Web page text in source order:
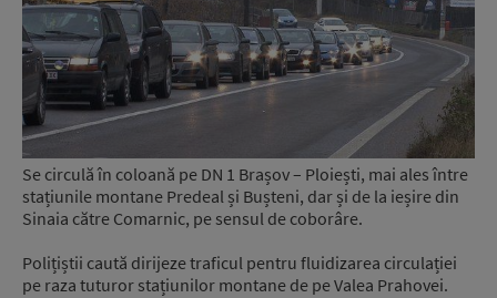
Se circulă în coloană pe DN 1 Brașov – Ploiești, mai ales între
stațiunile montane Predeal și Bușteni, dar și de la ieșire din
Sinaia către Comarnic, pe sensul de coborâre.
Polițiștii caută dirijeze traficul pentru fluidizarea circulației
pe raza tuturor stațiunilor montane de pe Valea Prahovei.